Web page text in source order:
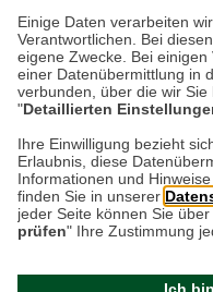
Einige Daten verarbeiten
Verantwortlichen. Bei
eigene Zwecke. Bei
einer Datenübermittlung in
verbunden, über die wir
"Detaillierten
Ihre Einwilligung bezieht
Erlaubnis, diese
Informationen und
finden Sie in unserer
jeder Seite können Sie
prüfen" Ihre Zustimmung
Datenschutz